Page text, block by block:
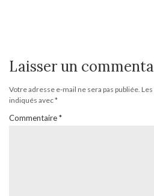
Laisser un
Votre adresse e-mail ne sera pas publiée.
indiqués avec*
Commentaire*